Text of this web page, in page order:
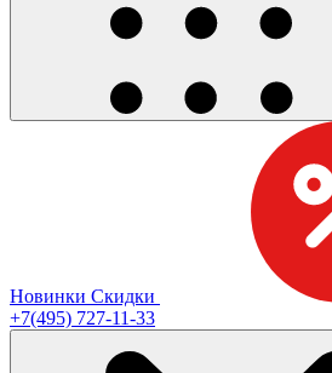
Новинки Скидки
+7(495) 727-11-33